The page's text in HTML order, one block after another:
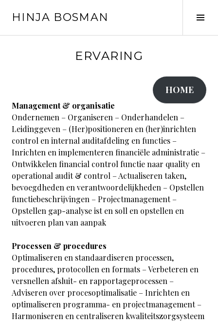
naarHINJA BOSMAN
ERVARING
HOME
Management & organisatie
Ondernemen – Organiseren – Onderhandelen –
Leidinggeven – (Her)positioneren en (her)inrichten
control en internal auditafdeling en functies –
Inrichten en implementeren financiële administratie –
Ontwikkelen financial control functie naar quality en
operational audit & control – Actualiseren taken,
bevoegdheden en verantwoordelijkheden – Opstellen
functiebeschrijvingen – Projectmanagement –
Opstellen gap-analyse ist en soll en opstellen en
uitvoeren plan van aanpak
Processen & procedures
Optimaliseren en standaardiseren processen,
procedures, protocollen en formats – Verbeteren en
versnellen afsluit- en rapportageprocessen –
Adviseren over procesoptimalisatie – Inrichten en
optimaliseren programma- en projectmanagement –
Harmoniseren en centraliseren kwaliteitszorgsysteem